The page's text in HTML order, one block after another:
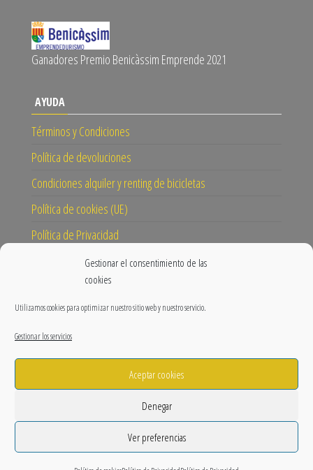
Gestionar el consentimiento de las
cookies
Utilizamos cookies para optimizar nuestro sitio web y nuestro servicio.
Gestionar los servicios
Aceptar cookies
Denegar
Ver preferencias
Ganadores Premio Benicàssim Emprende 2021
AYUDA
Términos y Condiciones
Política de devoluciones
Condiciones alquiler y renting de bicicletas
Política de cookies (UE)
Política de Privacidad
Instagram
Facebook
Blog
Funciona gracias aWordPress|Tema:Envo Shop